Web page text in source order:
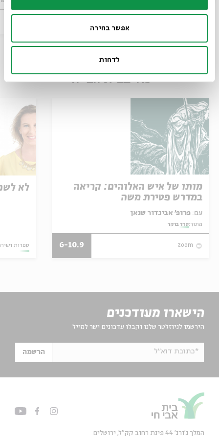
אפשר בחירה
לדחות
עוד בבית אבי חי
מותו של איש האלוהים: קריאה
במדרש פטירת משה
עם:
מתוך:סדר בוקר
zoom
6-10.9
לא
ספרות
הישארו מעודכנים
הירשמו לניוזלטר שלנו וקבלו עדכונים ישר למייל
*כתובת דוא"ל הרשמה
המלך ג'ורג' 44 פינת רחוב קק״ל, ירושלים